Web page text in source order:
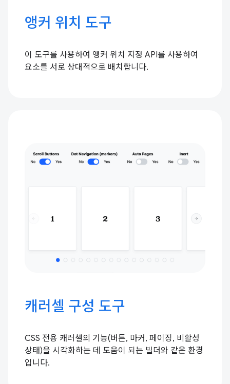
앵커 위치 도구
이 도구를 사용하여 앵커 위치 지정 API를 사용하여
요소를 서로 상대적으로 배치합니다.
캐러셀 구성 도구
CSS 전용 캐러셀의 기능(버튼, 마커, 페이징, 비활성
상태)을 시각화하는 데 도움이 되는 빌더와 같은 환경
입니다.